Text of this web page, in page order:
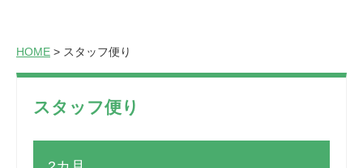
HOME > スタッフ便り
スタッフ便り